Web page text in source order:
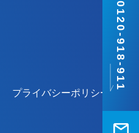
0120-918-911
プライバシーポリシー